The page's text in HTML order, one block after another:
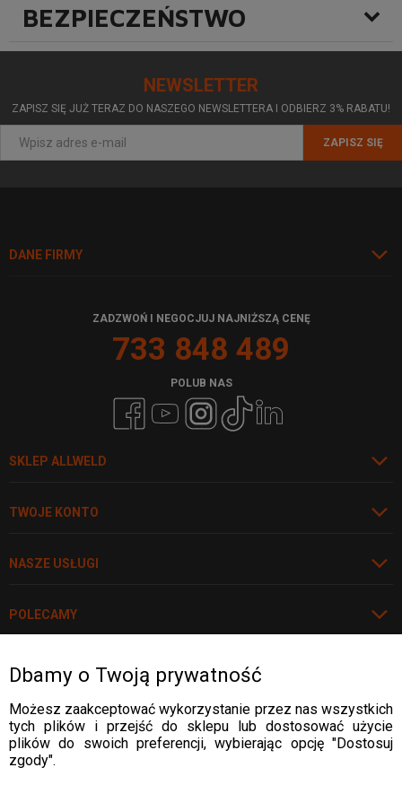
BEZPIECZEŃSTWO
NEWSLETTER
ZAPISZ SIĘ JUŻ TERAZ DO NASZEGO NEWSLETTERA I ODBIERZ 3% RABATU!
ZAPISZ SIĘ
DANE FIRMY
SKLEP ALLWELD
TWOJE KONTO
NASZE USŁUGI
POLECAMY
ZADZWOŃ I NEGOCJUJ NAJNIŻSZĄ CENĘ
733 848 489
POLUB NAS
WARTO WIEDZIEĆ
WARTO WIEDZIEĆ
Rozwiń
DOSTAWA:
Dbamy o Twoją prywatność
Możesz zaakceptować wykorzystanie przez nas wszystkich
tych plików i przejść do sklepu lub dostosować użycie
plików do swoich preferencji, wybierając opcję "Dostosuj
zgody".